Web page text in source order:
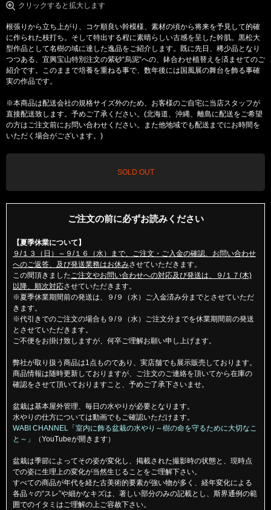
クリックすると拡大します
根張りから立ち上がり、コケ順良い幹模様、素材の頃から将来を予見して的確
に作られた枝打ち。そして特出する程に素晴らしい古感を呈した幹肌。黒松大
型作品として名樹の域に達した逸品をご紹介します。既に先日、稀少品となり
つつある、宜興宝山特別注文の紫砂“烏泥“への、鉢合わせ植替えを済ませてのご
紹介です。このままで培養を重ねる事で、数年後には国風展の舞台を飾る事確
実の作品です。
※本商品は配送会社の規格サイズ外のため、お客様のご自宅に当店スタッフが
直接配送致します。予めご了承ください。(北海道、沖縄、離島に配送をご希望
の方はご注文前にお問い合わせください。また他地域でも配送までにお時間を
いただく場合がございます。)
SOLD OUT
ご注文の前に必ずお読みください
【夏季休業について】
９/１３（日）～９/１６（水）まで、ご注文・ご入金の確認、お問い合わせ
へのご返答、及び発送業務はお休みさせていただきます。
この間頂きましたご注文やお問い合わせへの対応及び発送は、９/１７(木)
以降、順次対応させていただきます。
※夏季休業期間前の発送は、９/９（水）ご入金済み分までとさせていただ
きます。
※代引きでのご注文の場合も９/９（水）ご注文分までを休業期間前の発送
とさせていただきます。
ご不便をお掛け致しますが、何卒ご理解お願い申し上げます。
弊社が取り扱う商品は1点ものであり、実店舗でも展示販売しております。
商品情報は随時更新しておりますが、ご注文のご連絡を頂いてから在庫の
確認をさせて頂いておりますこと、予めご了承下さいませ。
盆栽は基本屋外管理、毎日の水やりが必要となります。
水やりの仕方については動画でもご確認いただけます。
WABI CHANNEL「室内に飾る盆栽の水やり～樹の命を守るために大切なこ
と～」
（YouTubeが開きます）
盆栽は季節によってその姿が変化し、掲載された撮影時の状態と、現時点
での姿に生理上の変化が当然生じることをご理解下さい。
すべての商品が年代を経た古美術的要素が強い物が多く、経年変化による
各品々の“スレ”や細かなキズは、著しい部分のみの記載とし、斯界通例の範
囲でのイタミはご理解の上ご容赦下さい。